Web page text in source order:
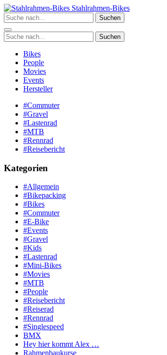
Zum
Inhalt
springen
Stahlrahmen-Bikes
Suchen
Suchen
Bikes
People
Movies
Events
Hersteller
#Commuter
#Gravel
#Lastenrad
#MTB
#Rennrad
#Reisebericht
Kategorien
#Allgemein
#Bikepacking
#Bikes
#Commuter
#E-Bike
#Events
#Gravel
#Kids
#Lastenrad
#Mini-Bikes
#Movies
#MTB
#People
#Reisebericht
#Reiserad
#Rennrad
#Singlespeed
BMX
Hey hier kommt Alex …
Rahmenbaukurse